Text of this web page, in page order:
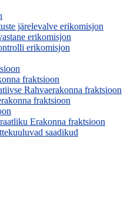
järelevalve erikomisjon
erikomisjon
erikomisjon
fraktsioon
Rahvaerakonna fraktsioon
fraktsioon
Erakonna fraktsioon
saadikud